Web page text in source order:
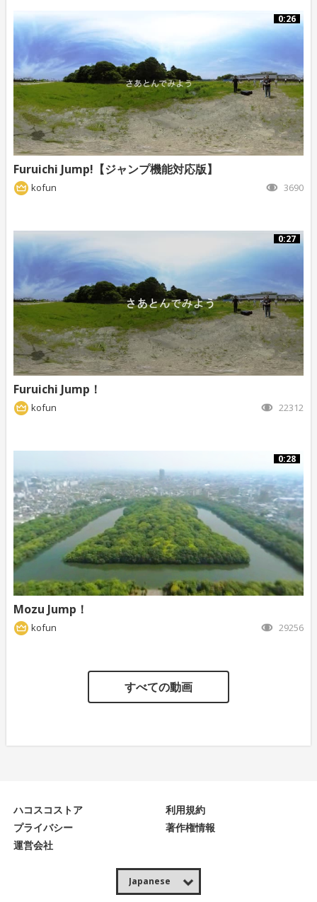
0:26
Furuichi Jump!【ジャンプ機能対応版】
kofun 3690
0:27
Furuichi Jump！
kofun 22312
0:28
Mozu Jump！
kofun 29256
すべての動画
ハコスコストア
利用規約
プライバシー
著作権情報
運営会社